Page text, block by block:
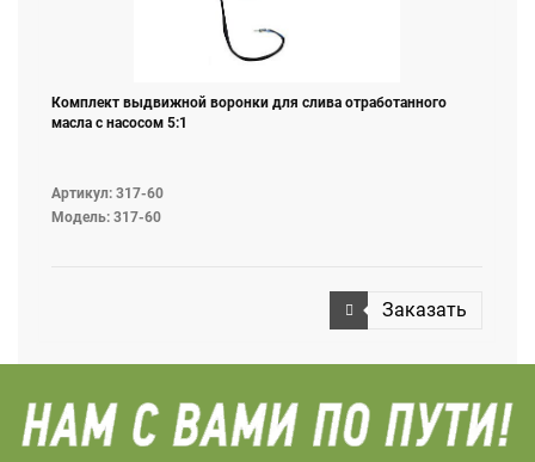
Комплект выдвижной воронки для слива отработанного
масла с насосом 5:1
Артикул: 317-60
Модель: 317-60
Заказать